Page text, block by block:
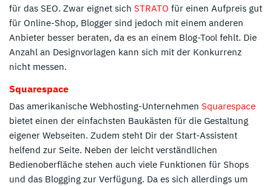
für das SEO. Zwar eignet sich STRATO für einen Aufpreis gut
für Online-Shop, Blogger sind jedoch mit einem anderen
Anbieter besser beraten, da es an einem Blog-Tool fehlt. Die
Anzahl an Designvorlagen kann sich mit der Konkurrenz
nicht messen.
Squarespace
Das amerikanische Webhosting-Unternehmen Squarespace
bietet einen der einfachsten Baukästen für die Gestaltung
eigener Webseiten. Zudem steht Dir der Start-Assistent
helfend zur Seite. Neben der leicht verständlichen
Bedienoberfläche stehen auch viele Funktionen für Shops
und das Blogging zur Verfügung. Da es sich allerdings um